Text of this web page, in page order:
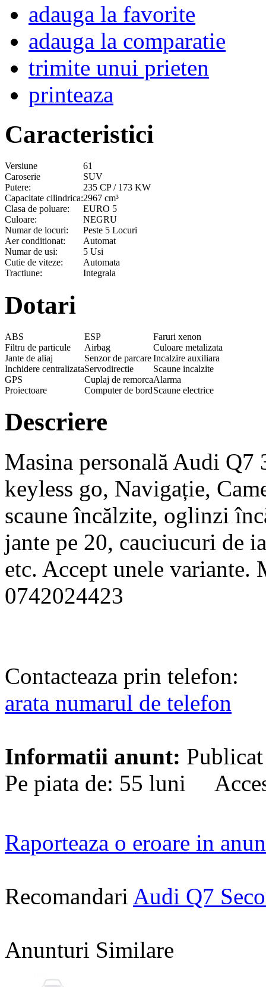
adauga la favorite
adauga la comparatie
trimite unui prieten
printeaza
Caracteristici
Versiune
61
Caroserie
SUV
Putere:
235 CP / 173 KW
Capacitate cilindrica:2967 cm³
Clasa de poluare:
EURO 5
Culoare:
NEGRU
Numar de locuri:
Peste 5 Locuri
Aer conditionat:
Automat
Numar de usi:
5 Usi
Cutie de viteze:
Automata
Tractiune:
Integrala
Dotari
ABS ESP
Faruri xenon
Filtru de particule
Airbag
Culoare metalizata
Jante de aliaj
Senzor de parcareIncalzire auxiliara
Inchidere centralizataServodirectie
Scaune incalzite
GPS
Cuplaj de remorcaAlarma
Proiectoare
Computer de bordScaune electrice
Descriere
Masina personală Audi
keyless go, Navigație,
scaune încălzite, oglinzi
jante pe 20, cauciucuri de
etc. Accept unele
0742024423
Contacteaza prin telefon:
arata numarul de telefon
Informatii anunt:
Pe piata de: 55 luni
Raporteaza o eroare in
Recomandari Audi Q7
Anunturi Similare